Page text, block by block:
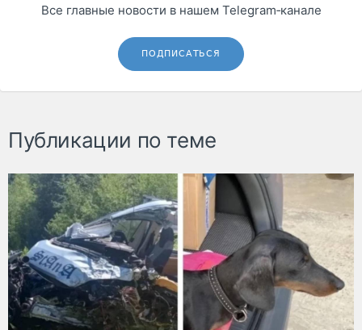
Все главные новости в нашем Telegram‑канале
ПОДПИСАТЬСЯ
Публикации по теме